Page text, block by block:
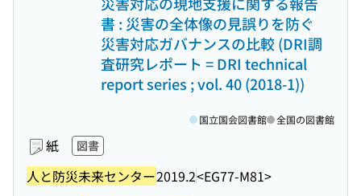
書 : 災害の全体像の見誤りを防ぐ
災害対応ガバナンスの比較 (DRI調
査研究レポート = DRI technical
report series ; vol. 40 (2018-1))
紙 図書
人と防災未来センター2019.2<EG77-M81>
国立国会図書館 全国の図書館